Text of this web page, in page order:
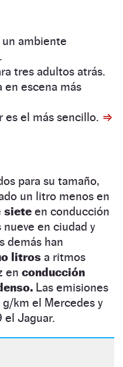
ambiente
tres adultos atrás.
escena más
es el más sencillo. ⇒
para su tamaño,
un litro menos en
siete en conducción
en ciudad y
demás han
litros a ritmos
en conducción
Las emisiones
km el Mercedes y
el Jaguar.